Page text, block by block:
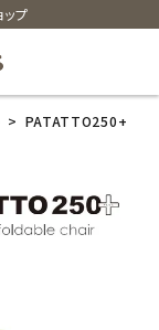
プ
PATATTO250+